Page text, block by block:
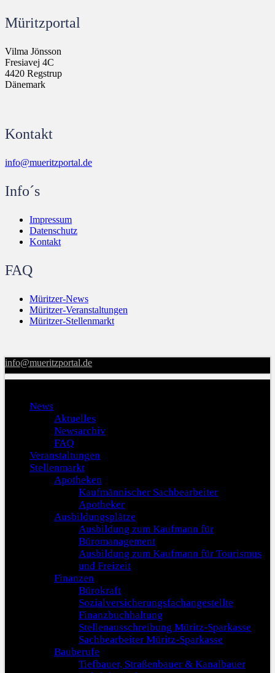
Müritzportal
Vilma Jönsson
Fresiavej 4C
4420 Regstrup
Dänemark
Kontakt
info@mueritzportal.de
Info´s
Impressum
Datenschutz
Kontakt
FAQ
Müritzer-News
Müritzer-Veranstaltungen
Müritzer-Stellenmarkt
info@mueritzportal.de
News
Aktuelles
Newsarchiv
FAQ
Veranstaltungen
Stellenmarkt
Apotheken
Kaufmännischer Sachbearbeiter
Apotheker
Ausbildungsplätze
Ausbildung zum Kaufmann für
Büromanagement
Ausbildung zum Kaufmann für Tourismus
und Freizeit
Finanzen
Bürokraft
Sozialversicherungsfachangestellte
Finanzbuchhaltung
Stellenausschreibung Müritz-Sparkasse
Sachbearbeiter Müritz-Sparkasse
Bauberufe
Tiefbauer, Straßenbauer & Kanalbauer